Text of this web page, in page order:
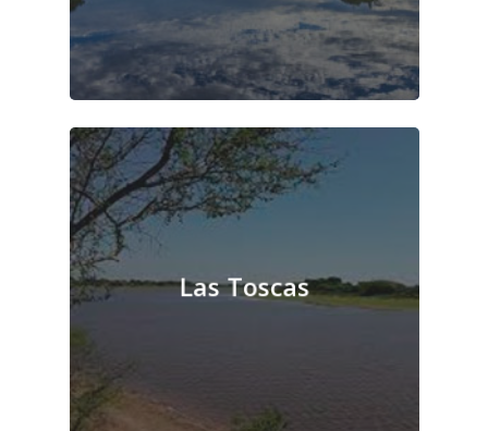
Las Toscas